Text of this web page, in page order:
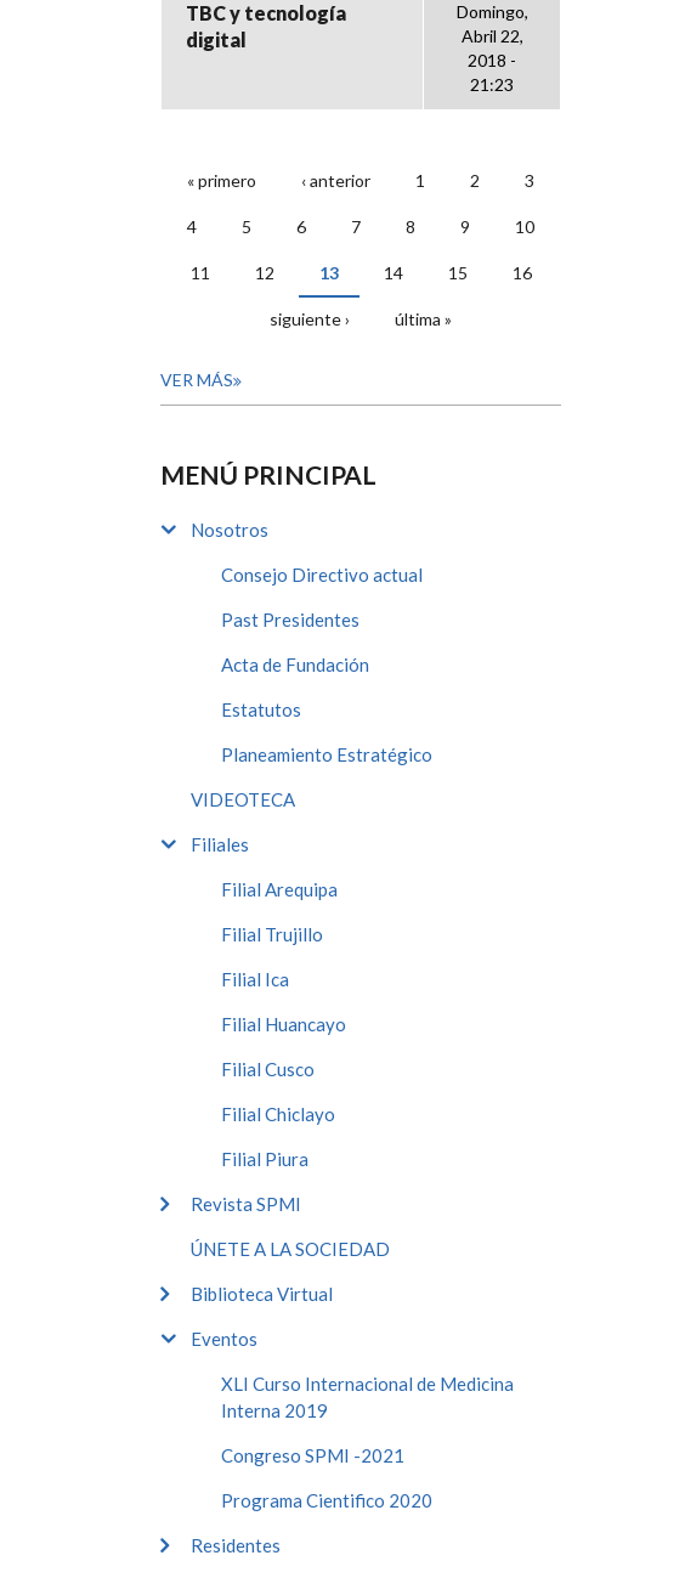
TBC y tecnología
digital
Domingo,
Abril 22,
2018 -
21:23
PÁGINAS
« primero ‹ anterior 1 2 3
4 5 6 7 8 9 10
11 12 13 14 15 16
siguiente › última »
VER MÁS
MENÚ PRINCIPAL
Nosotros
Consejo Directivo actual
Past Presidentes
Acta de Fundación
Estatutos
Planeamiento Estratégico
VIDEOTECA
Filiales
Filial Arequipa
Filial Trujillo
Filial Ica
Filial Huancayo
Filial Cusco
Filial Chiclayo
Filial Piura
Revista SPMI
ÚNETE A LA SOCIEDAD
Biblioteca Virtual
Eventos
XLI Curso Internacional de Medicina
Interna 2019
Congreso SPMI -2021
Programa Cientifico 2020
Residentes